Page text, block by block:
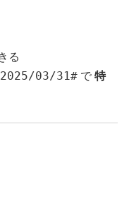
る
03/31# で特